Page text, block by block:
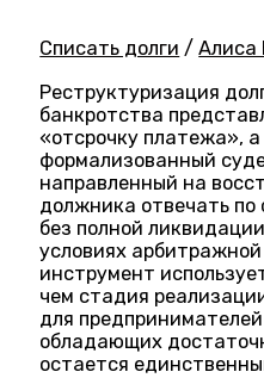
Списать долги /Алиса
Реструктуризация
банкротства
«отсрочку платежа», а
формализованный
направленный на
должника отвечать по
без полной
условиях
инструмент
чем стадия
для
обладающих
остается